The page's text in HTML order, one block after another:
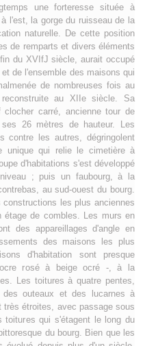
une forteresse située à
l'est, la gorge du ruisseau de la
naturelle. De cette position
de remparts et divers éléments
du XVIfJ siècle, aurait occupé
de l'ensemble des maisons qui
de nombreuses fois au
au XIIe siècle. Sa
carré, ancienne tour de
26 mètres de hauteur. Les
contre les autres, dégringolent
unique qui relie le cimetière à
d'habitations s'est développé
; puis un faubourg, à la
au sud-ouest du bourg.
les plus anciennes
de combles. Les murs en
des appareillages d'angle en
des maisons les plus
d'habitation sont presque
ocre rosé à beige ocré -, à la
Les toitures à quatre pentes,
outeaux et des lucarnes à
étroites, avec passage sous
toitures qui s'étagent le long du
du bourg. Bien que les